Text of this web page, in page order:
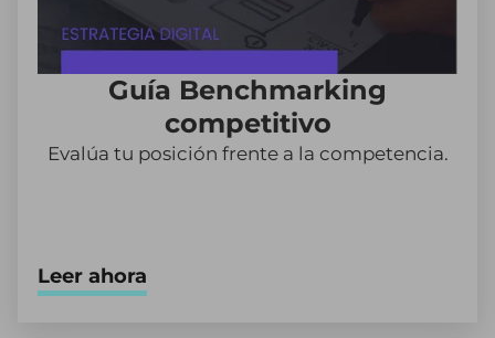
Guía Benchmarking
competitivo
Evalúa tu posición frente a la competencia.
Leer ahora